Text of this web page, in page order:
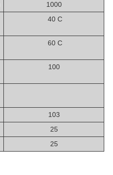
1000
40 С
60 С
100
103
25
25